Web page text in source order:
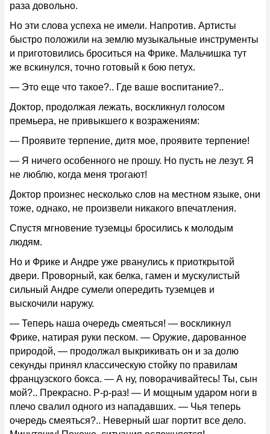
раза довольно.
Но эти слова успеха не имели. Напротив. Артисты
быстро положили на землю музыкальные инструменты
и приготовились броситься на Фрике. Мальчишка тут
же вскинулся, точно готовый к бою петух.
— Это еще что такое?.. Где ваше воспитание?..
Доктор, продолжая лежать, воскликнул голосом
премьера, не привыкшего к возражениям:
— Проявите терпение, дитя мое, проявите терпение!
— Я ничего особенного не прошу. Но пусть не лезут. Я
не люблю, когда меня трогают!
Доктор произнес несколько слов на местном языке, они
тоже, однако, не произвели никакого впечатления.
Спустя мгновение туземцы бросились к молодым
людям.
Но и Фрике и Андре уже рванулись к приоткрытой
двери. Проворный, как белка, гамен и мускулистый
сильный Андре сумели опередить туземцев и
выскочили наружу.
— Теперь наша очередь смеяться! — воскликнул
Фрике, натирая руки песком. — Оружие, дарованное
природой, — продолжал выкрикивать он и за долю
секунды принял классическую стойку по правилам
французского бокса. — А ну, поворачивайтесь! Ты, сын
мой?.. Прекрасно. Р-р-раз! — И мощным ударом ноги в
плечо свалил одного из нападавших. — Чья теперь
очередь смеяться?.. Неверный шаг портит все дело.